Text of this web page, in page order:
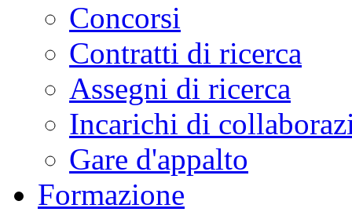
Concorsi
Contratti di ricerca
Assegni di ricerca
Incarichi di
Gare d'appalto
Formazione